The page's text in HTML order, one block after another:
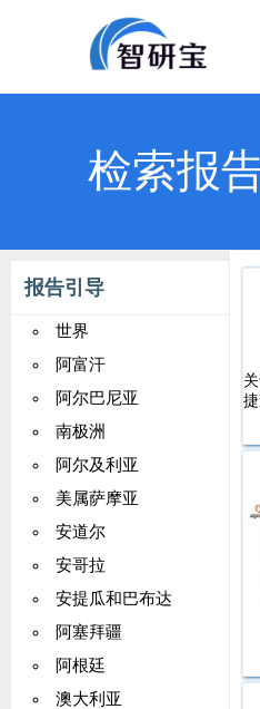
检索报
报告引导
世界
阿富汗
阿尔巴尼亚
南极洲
阿尔及利亚
美属萨摩亚
安道尔
安哥拉
安提瓜和巴布达
阿塞拜疆
阿根廷
澳大利亚